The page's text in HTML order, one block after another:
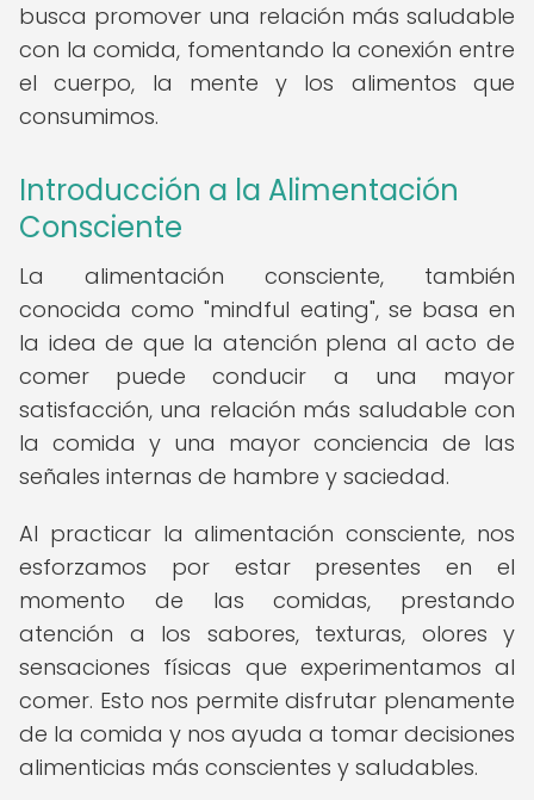
busca promover una relación más saludable
con la comida, fomentando la conexión entre
el cuerpo, la mente y los alimentos que
consumimos.
Introducción a la Alimentación
Consciente
La alimentación consciente, también
conocida como "mindful eating", se basa en
la idea de que la atención plena al acto de
comer puede conducir a una mayor
satisfacción, una relación más saludable con
la comida y una mayor conciencia de las
señales internas de hambre y saciedad.
Al practicar la alimentación consciente, nos
esforzamos por estar presentes en el
momento de las comidas, prestando
atención a los sabores, texturas, olores y
sensaciones físicas que experimentamos al
comer. Esto nos permite disfrutar plenamente
de la comida y nos ayuda a tomar decisiones
alimenticias más conscientes y saludables.